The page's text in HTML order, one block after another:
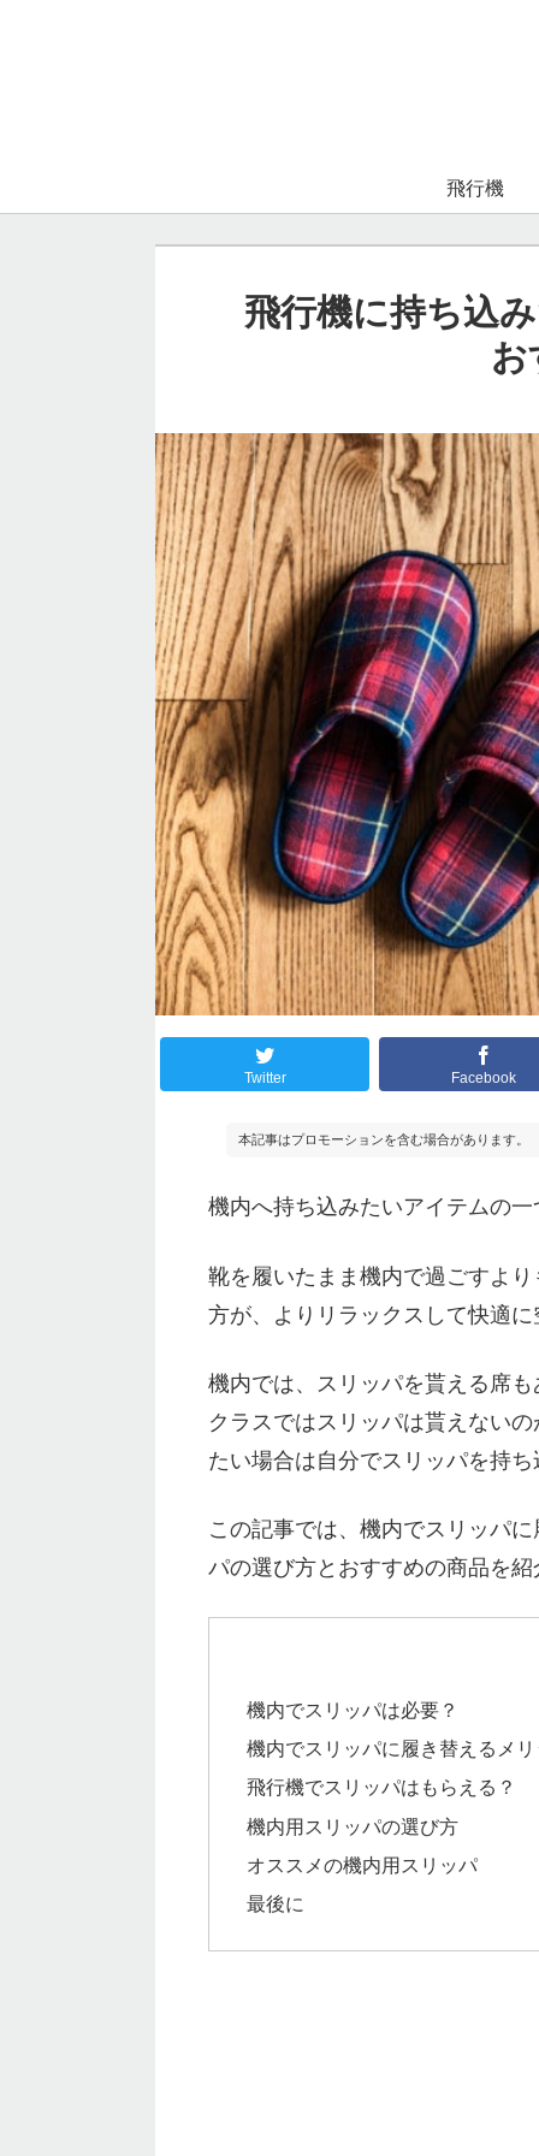
飛行機
飛行機に持ち込
お
Twitter Facebook
本記事はプロモーションを含む場合があります。
機内へ持ち込みたいアイテムの
靴を履いたまま機内で過ごすよ
方が、よりリラックスして快適
機内では、スリッパを貰える席
クラスではスリッパは貰えない
たい場合は自分でスリッパを持
この記事では、機内でスリッパ
パの選び方とおすすめの商品を
機内でスリッパは必要？
機内でスリッパに履き替えるメ
飛行機でスリッパはもらえる？
機内用スリッパの選び方
オススメの機内用スリッパ
最後に